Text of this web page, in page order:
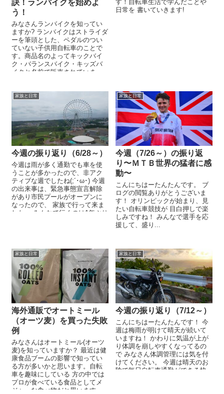
訣！ランバイクを始めよ
う！
みなさんランバイクを知ってい
ますか? ランバイクはストライダ
ーを筆頭とした、ペダルのつい
ていない子供用自転車のことで
す。商品名のよってキックバイ
ク・バランスバイク・キッズバ
イクと名前で販売されていま
す！自転車生活で学んだことや
日常を 書いていきます!
家族と日常
今週の振り返り（6/28～）
今週は雨が多く通勤でも車を使
うことが多かったので、非アク
ティブな週でしたね(;´･ω･) 今週
の出来事は、緊急事態宣言解除
があり市民プールがオープンに
なったので、 家族で行って来ま
した。 みんなで行くのは1年ぶり
家族と日常
今週（7/26～）の振り返
り〜ＭＴＢ世界の猛者に感
動〜
こんにちはーたんたんです。 ブ
ログの閲覧ありがとうございま
す！ オリンピックが始まり、見
たい自転車競技が 目白押しで楽
しみですね！ みんなで選手を応
援して、盛り...
家族と日常
海外通販でオートミール
（オーツ麦）を買った失敗
例
みなさんはオートミール(オーツ
麦)を知っていますか？ 最近は健
康食品ブームの影響で知ってい
る方が多いかと思います。自転
車を趣味にしている 方の中では
プロが食べている食品としてメ
ジャーな食べ物だと思います。
家族と日常
今週の振り返り（7/12～）
こんにちはーたんたんです！ 今
週は梅雨が明けて晴天が続いて
いますね！ かわりに気温が上が
り体調を崩しやすくなってるの
で みなさん体調管理には気を付
けてください。 今週は晴天のお
陰で毎日自転車通勤ができる快